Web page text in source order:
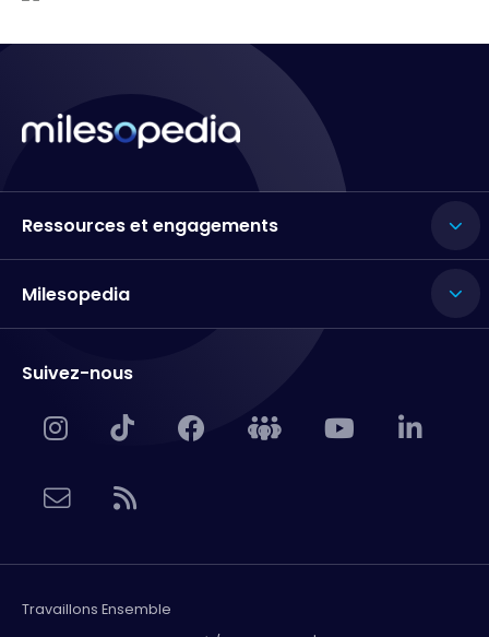
Ressources et engagements
Milesopedia
Suivez-nous
Travaillons Ensemble